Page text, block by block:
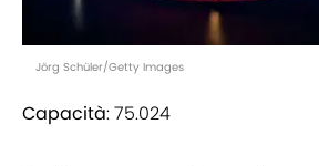
Jörg Schüler/Getty Images
Capacità: 75.024